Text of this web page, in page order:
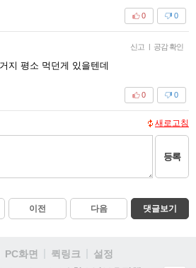
0
0
신고 | 공감 확인
지 평소 먹던게 있을텐데
0
0
새로고침
등록
이전 다음 댓글보기
PC화면 퀵링크
설정